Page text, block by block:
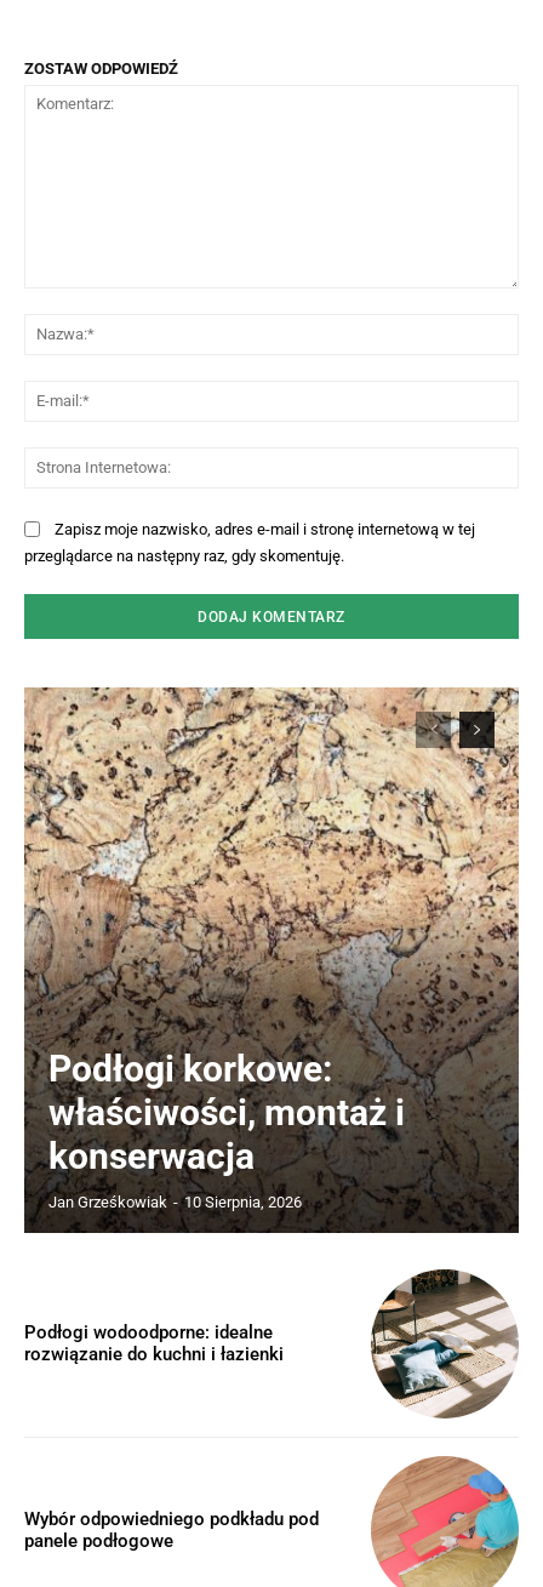
ZOSTAW ODPOWIEDŹ
Zapisz moje nazwisko, adres e-mail i stronę internetową w tej
przeglądarce na następny raz, gdy skomentuję.
Podłogi korkowe:
właściwości, montaż i
konserwacja
Jan Grześkowiak - 10 Sierpnia, 2026
Podłogi wodoodporne: idealne
rozwiązanie do kuchni i łazienki
Wybór odpowiedniego podkładu pod
panele podłogowe